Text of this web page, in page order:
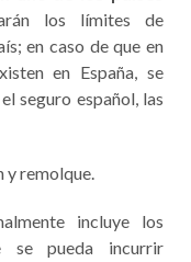
los límites de
en caso de que en
en España, se
seguro español, las
y remolque.
incluye los
se pueda incurrir